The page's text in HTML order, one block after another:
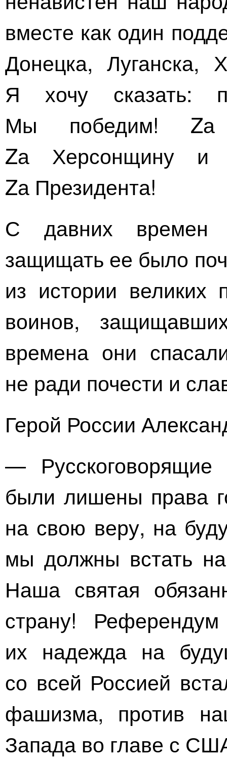
вместе как один
Донецка, Луганска,
Я хочу сказать:
Мы победим! Zа
Zа Херсонщину и
Zа Президента!
С давних времен
защищать ее было
из истории великих
воинов,
времена они
не ради почести и
Герой России
—
были лишены права
на свою веру, на
мы должны встать
Наша святая
страну!
их надежда на
со всей Россией
фашизма, против
Запада во главе с